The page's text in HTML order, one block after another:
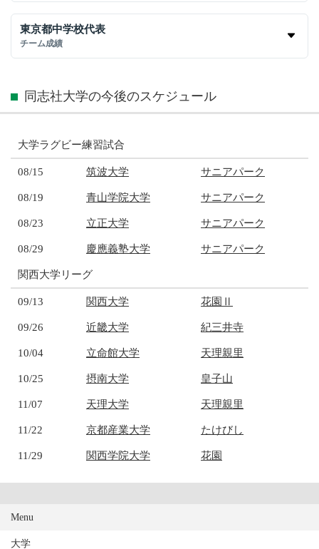
東京都中学校代表
チーム成績
同志社大学の今後のスケジュール
大学ラグビー練習試合
08/15 筑波大学 サニアパーク
08/19 青山学院大学 サニアパーク
08/23 立正大学 サニアパーク
08/29 慶應義塾大学 サニアパーク
関西大学リーグ
09/13 関西大学 花園Ⅱ
09/26 近畿大学 紀三井寺
10/04 立命館大学 天理親里
10/25 摂南大学 皇子山
11/07 天理大学 天理親里
11/22 京都産業大学 たけびし
11/29 関西学院大学 花園
Menu
大学